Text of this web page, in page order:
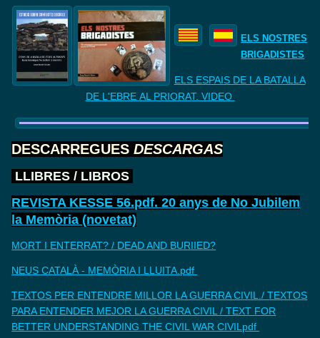
ELS NOSTRES
BRIGADISTES
ELS ESPAIS DE LA BATALLA
DE L'EBRE AL PRIORAT. VIDEO
DESCARREGUESDESCARGAS
LLIBRES/ LIBROS
REVISTA KESSE 56.pdf. 20 anys de No Jubilem
la Memòria (novetat)
MORT I ENTERRAT? / DEAD AND BURIIED?
NEUS CATALÀ - MEMÒRIA I LLUITA.pdf
TEXTOS PER ENTENDRE MILLOR LA GUERRA CIVIL./ TEXTOS
PARA ENTENDER MEJOR LA GUERRA CIVIL / TEXT FOR
BETTER UNDERSTANDING THE CIVIL WAR CIVILpdf